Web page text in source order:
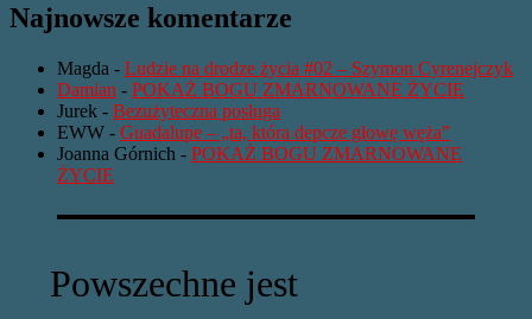
Najnowsze komentarze
Magda - Ludzie na drodze życia #02 – Szymon Cyrenejczyk
Damian - POKAŻ BOGU ZMARNOWANE ŻYCIE
Jurek - Bezużyteczna posługa
EWW - Guadalupe – „ta, która depcze głowę węża”
Joanna Górnich - POKAŻ BOGU ZMARNOWANE
ŻYCIE
Powszechne jest